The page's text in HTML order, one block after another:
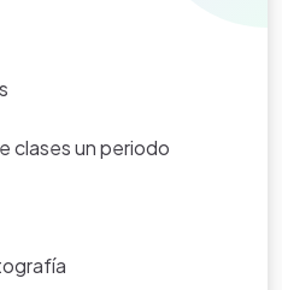
clases un periodo